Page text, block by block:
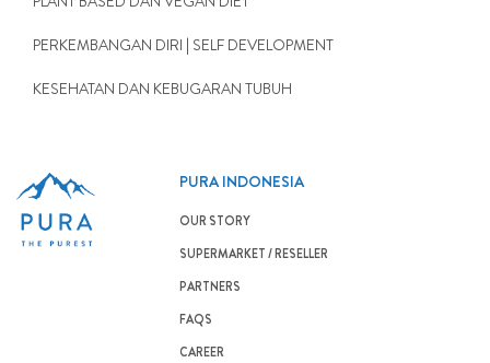
PERKEMBANGAN DIRI | SELF DEVELOPMENT
KESEHATAN DAN KEBUGARAN TUBUH
PURA INDONESIA
OUR STORY
SUPERMARKET / RESELLER
PARTNERS
FAQS
CAREER